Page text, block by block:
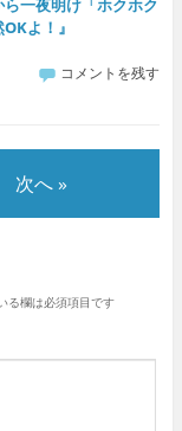
一夜明け「ホクホク
よ！』
コメントを残す
次へ »
る欄は必須項目です